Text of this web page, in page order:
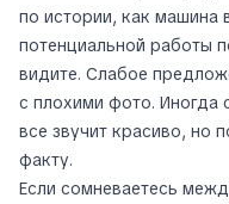
по истории, как машина
потенциальной работы
видите. Слабое
с плохими фото. Иногда
все звучит красиво, но
факту.
Если сомневаетесь